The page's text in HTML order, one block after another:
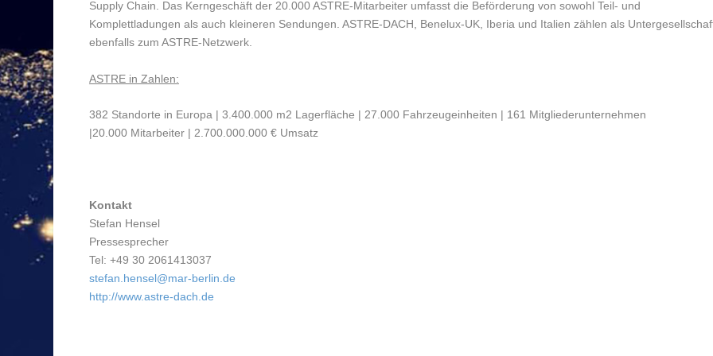
Supply Chain. Das Kerngeschäft der 20.000 ASTRE-Mitarbeiter umfasst die Beförderung von sowohl Teil- und
Komplettladungen als auch kleineren Sendungen. ASTRE-DACH, Benelux-UK, Iberia und Italien zählen als
ebenfalls zum ASTRE-Netzwerk.
ASTRE in Zahlen:
382 Standorte in Europa | 3.400.000 m2 Lagerfläche | 27.000 Fahrzeugeinheiten | 161 Mitgliederunternehmen
|20.000 Mitarbeiter | 2.700.000.000 € Umsatz
Kontakt
Stefan Hensel
Pressesprecher
Tel: +49 30 2061413037
stefan.hensel@mar-berlin.de
http://www.astre-dach.de